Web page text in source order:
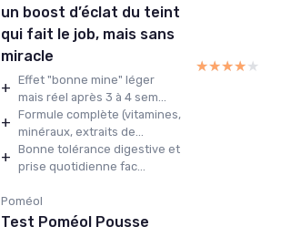
un boost d’éclat du teint
qui fait le job, mais sans
miracle
+ Effet "bonne mine" léger
mais réel après 3 à 4 sem...
+ Formule complète (vitamines,
minéraux, extraits de...
+ Bonne tolérance digestive et
prise quotidienne fac...
★★★★★
★★★★★
Poméol
Test Poméol Pousse